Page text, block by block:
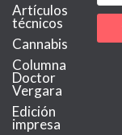
Artículos
técnicos
Cannabis
Columna
Doctor
Vergara
Edición
impresa